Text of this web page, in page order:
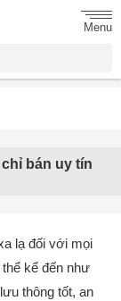
Menu
bán uy tín
lạ đối với mọi
kể đến như
thông tốt, an